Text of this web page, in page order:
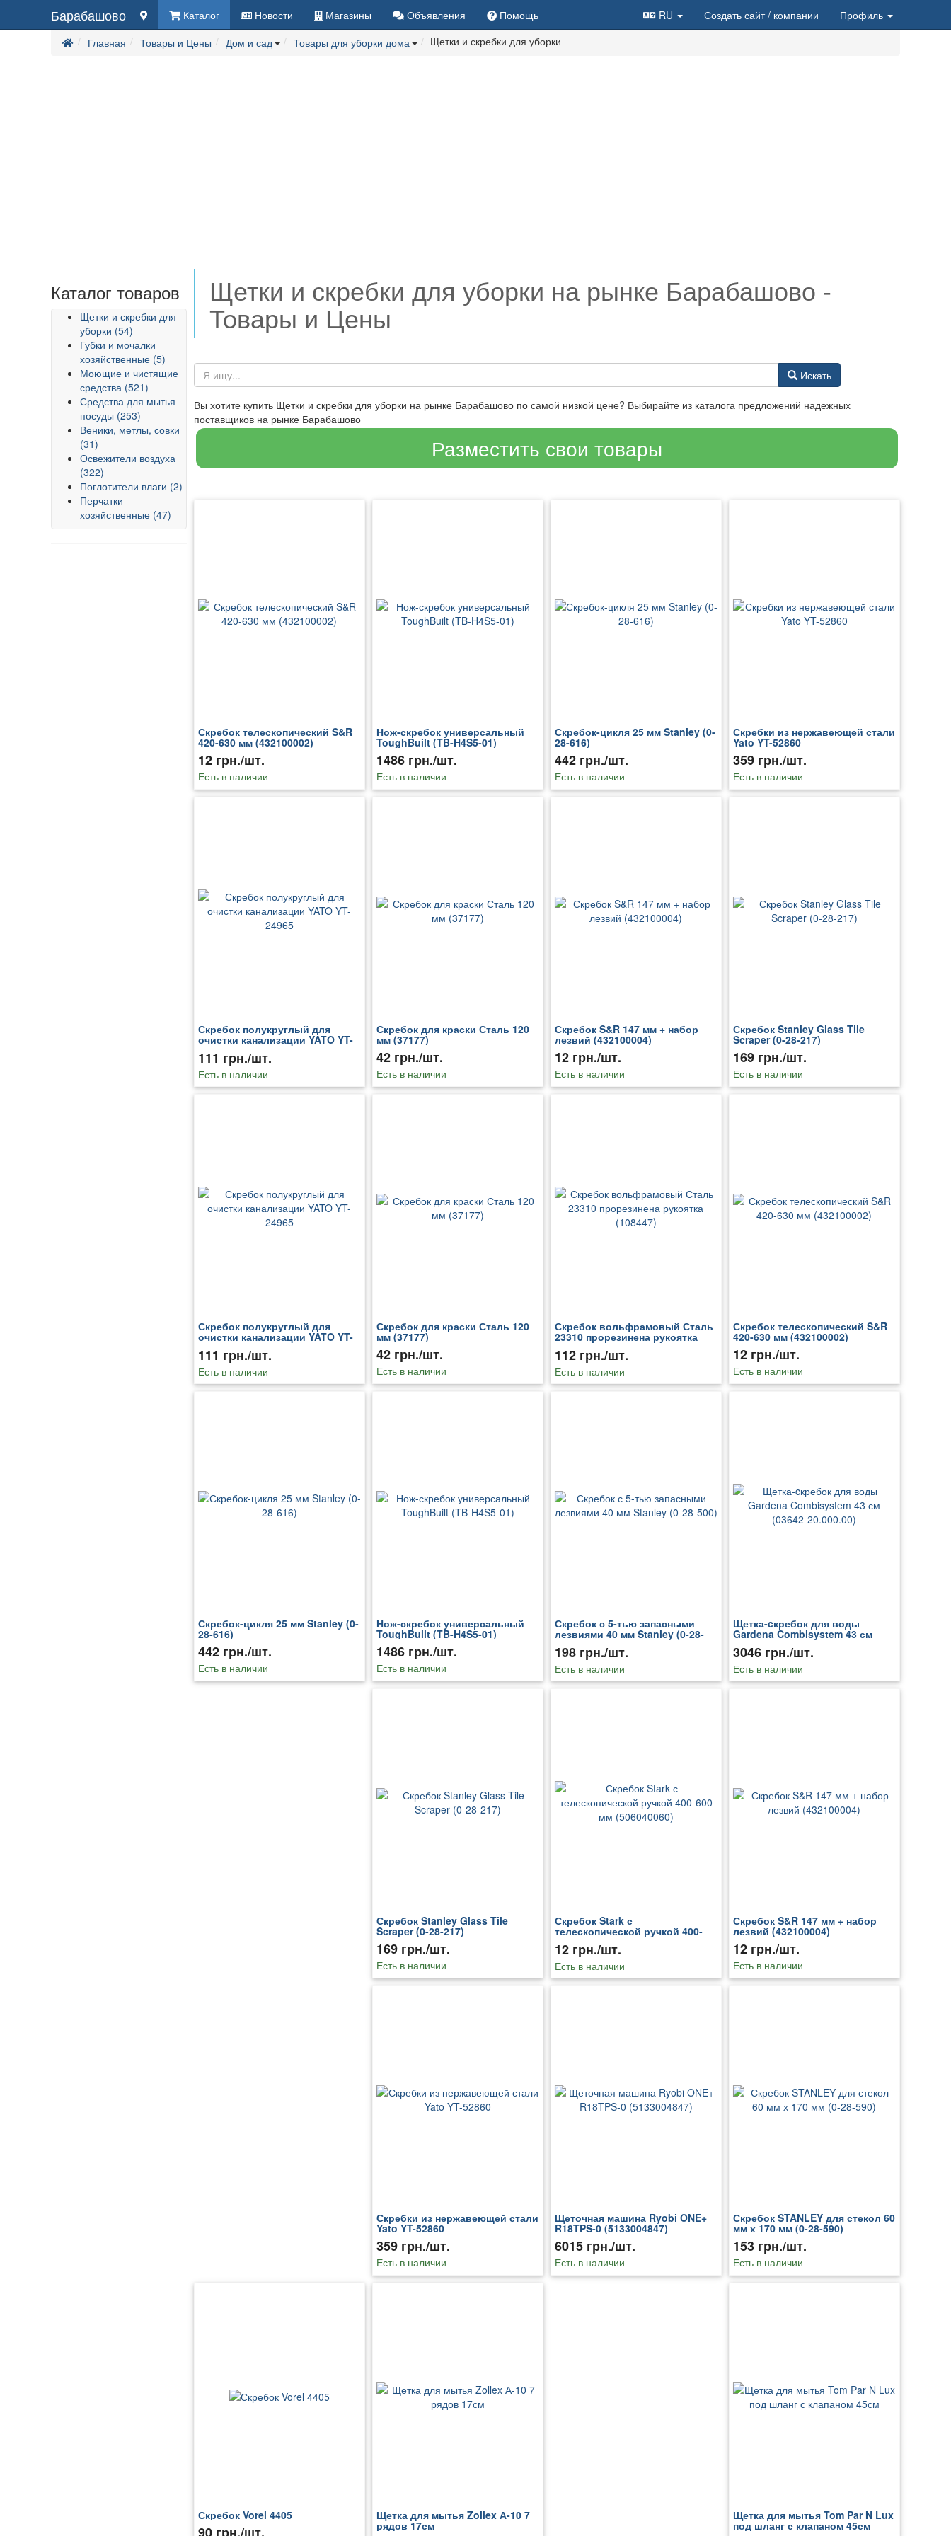
Барабашово Каталог Новости Магазины Объявления Помощь RU Создать сайт/ компании
Профиль
Главная
Товары и Цены Дом и сад Товары для уборки дома Щетки и скребки для уборки
Каталог товаров
Щетки и скребки для
уборки (54)
Губки и мочалки
хозяйственные (5)
Моющие и чистящие
средства (521)
Средства для мытья
посуды (253)
Веники, метлы, совки
(31)
Освежители воздуха
(322)
Поглотители влаги (2)
Перчатки
хозяйственные (47)
Щетки и скребки для уборки на рынке Барабашово -
Товары и Цены
Искать
Вы хотите купить Щетки и скребки для уборки на рынке Барабашово по самой низкой цене? Выбирайте из каталога предложений надежных
поставщиков на рынке Барабашово
Разместить свои товары
Скребок телескопический S&R
420-630 мм (432100002)
12 грн./шт.
Есть в наличии
Нож-скребок универсальный
ToughBuilt (TB-H4S5-01)
1486 грн./шт.
Есть в наличии
Скребок-цикля 25 мм Stanley (0-
28-616)
442 грн./шт.
Есть в наличии
Скребки из нержавеющей стали
Yato YT-52860
359 грн./шт.
Есть в наличии
Скребок полукруглый для
очистки канализации YATO YT-
24965
111 грн./шт.
Есть в наличии
Скребок для краски Сталь 120
мм (37177)
42 грн./шт.
Есть в наличии
Скребок S&R 147 мм + набор
лезвий (432100004)
12 грн./шт.
Есть в наличии
Скребок Stanley Glass Tile
Scraper (0-28-217)
169 грн./шт.
Есть в наличии
Скребок полукруглый для
очистки канализации YATO YT-
24965
111 грн./шт.
Есть в наличии
Скребок для краски Сталь 120
мм (37177)
42 грн./шт.
Есть в наличии
Скребок вольфрамовый Сталь
23310 прорезинена рукоятка
(108447)
112 грн./шт.
Есть в наличии
Скребок телескопический S&R
420-630 мм (432100002)
12 грн./шт.
Есть в наличии
Скребок-цикля 25 мм Stanley (0-
28-616)
442 грн./шт.
Есть в наличии
Нож-скребок универсальный
ToughBuilt (TB-H4S5-01)
1486 грн./шт.
Есть в наличии
Скребок с 5-тью запасными
лезвиями 40 мм Stanley (0-28-
500)
198 грн./шт.
Есть в наличии
Щетка-cкребок для воды
Gardena Combisystem 43 см
(03642-20.000.00)
3046 грн./шт.
Есть в наличии
Скребок Stanley Glass Tile
Scraper (0-28-217)
169 грн./шт.
Есть в наличии
Скребок Stark с
телескопической ручкой 400-
600 мм (506040060)
12 грн./шт.
Есть в наличии
Скребок S&R 147 мм + набор
лезвий (432100004)
12 грн./шт.
Есть в наличии
Скребки из нержавеющей стали
Yato YT-52860
359 грн./шт.
Есть в наличии
Щеточная машина Ryobi ONE+
R18TPS-0 (5133004847)
6015 грн./шт.
Есть в наличии
Скребок STANLEY для стекол 60
мм х 170 мм (0-28-590)
153 грн./шт.
Есть в наличии
Скребок Vorel 4405 Щетка для мытья Zollex А-10 7
рядов 17см
Щетка для мытья Tom Par N Lux
под шланг с клапаном 45см